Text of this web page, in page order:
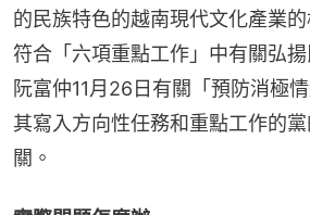
的民族特色的越南現代文化產業
符合「六項重點工作」中有關弘揚
阮富仲11月26日有關「預防消極
其寫入方向性任務和重點工作的
關。